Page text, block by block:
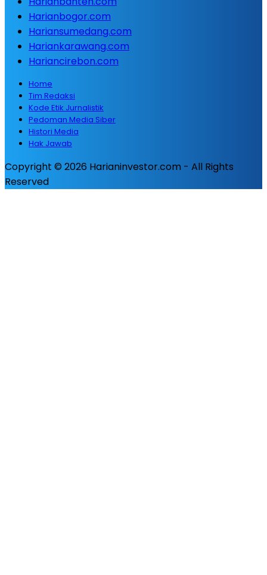
Harianbogor.com
Hariansumedang.com
Hariankarawang.com
Hariancirebon.com
Home
Tim Redaksi
Kode Etik Jurnalistik
Pedoman Media Siber
Histori Media
Hak Jawab
Copyright © 2026 Harianinvestor.com - All Rights
Reserved